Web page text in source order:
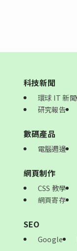
科技新聞
環球 IT 新聞
研究報告
數碼產品
電腦週邊
網頁制作
CSS 教學
網頁寄存
SEO
Google